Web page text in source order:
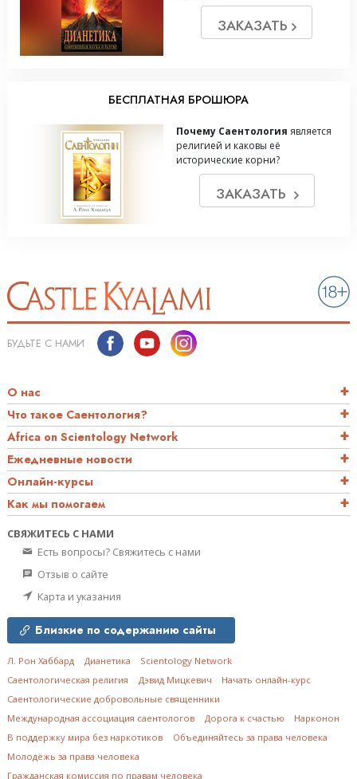
ЗАКАЗАТЬ
БЕСПЛАТНАЯ БРОШЮРА
Почему Саентология является
религией и каковы её
исторические корни?
ЗАКАЗАТЬ
БУДЬТЕ С НАМИ
О нас
Что такое Саентология?
Africa on Scientology Network
Ежедневные новости
Онлайн-курсы
Как мы помогаем
СВЯЖИТЕСЬ С НАМИ
Есть вопросы? Свяжитесь с нами
Отзыв о сайте
Карта и указания
Близкие по содержанию сайты
Л. Рон Хаббард Дианетика
Scientology Network
Саентологическая религия
Дэвид Мицкевич
Начать онлайн-курс
Саентологические добровольные священники
Международная ассоциация саентологов
Дорога к счастью
Нарконон
В поддержку мира без наркотиков
Объединяйтесь за права человека
Молодёжь за права человека
Гражданская комиссия по правам человека